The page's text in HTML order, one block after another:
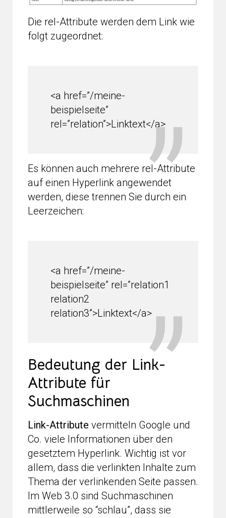
Die rel-Attribute werden dem Link wie
folgt zugeordnet:
<a href=”/meine-
beispielseite”
rel=”relation”>Linktext</a>
Es können auch mehrere rel-Attribute
auf einen Hyperlink angewendet
werden, diese trennen Sie durch ein
Leerzeichen:
<a href=”/meine-
beispielseite” rel=”relation1
relation2
relation3”>Linktext</a>
Bedeutung der Link-
Attribute für
Suchmaschinen
Link-Attribute vermitteln Google und
Co. viele Informationen über den
gesetztem Hyperlink. Wichtig ist vor
allem, dass die verlinkten Inhalte zum
Thema der verlinkenden Seite passen.
Im Web 3.0 sind Suchmaschinen
mittlerweile so “schlau”, dass sie